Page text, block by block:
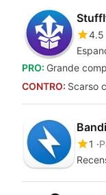
4.5
PRO: Grande
CONTRO: Scarso
1